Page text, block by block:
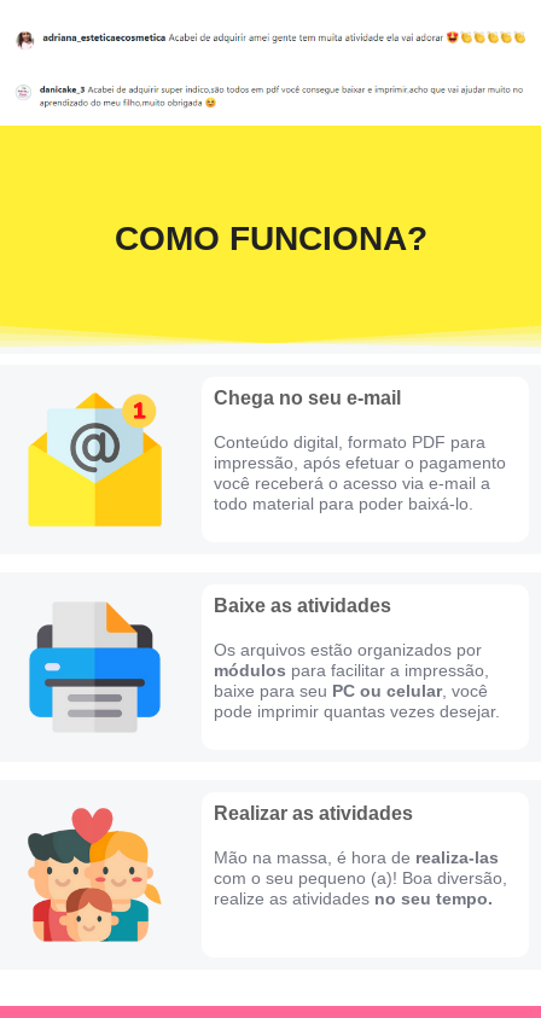
COMO FUNCIONA?
Chega no seu e-mail
Conteúdo digital, formato PDF para
impressão, após efetuar o pagamento
você receberá o acesso via e-mail a
todo material para poder baixá-lo.
Baixe as atividades
Os arquivos estão organizados por
módulos para facilitar a impressão,
baixe para seu PC ou celular, você
pode imprimir quantas vezes desejar.
​Realizar as atividades
Mão na massa, é hora de realiza-las
com o seu pequeno (a)! Boa diversão,
realize as atividades no seu tempo.